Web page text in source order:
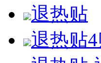
退热贴
退热贴